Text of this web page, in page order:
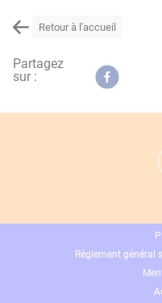
Retour à l'accueil
Partagez
sur :
Règlement général